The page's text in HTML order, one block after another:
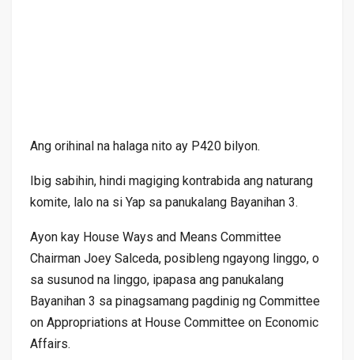
Ang orihinal na halaga nito ay P420 bilyon.
Ibig sabihin, hindi magiging kontrabida ang naturang
komite, lalo na si Yap sa panukalang Bayanihan 3.
Ayon kay House Ways and Means Committee
Chairman Joey Salceda, posibleng ngayong linggo, o
sa susunod na linggo, ipapasa ang panukalang
Bayanihan 3 sa pinagsamang pagdinig ng Committee
on Appropriations at House Committee on Economic
Affairs.